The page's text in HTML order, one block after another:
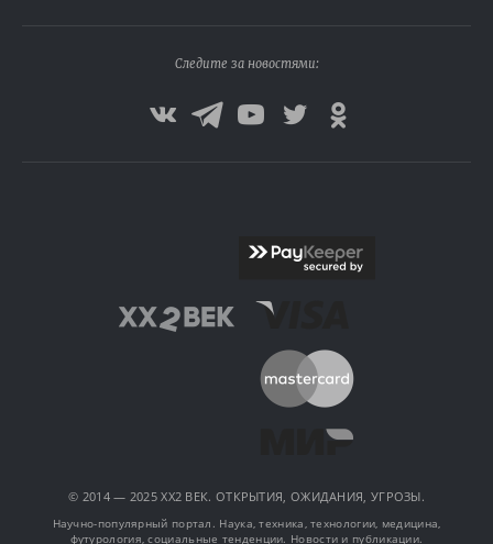
Следите за новостями:
© 2014 — 2025 XX2 ВЕК. ОТКРЫТИЯ, ОЖИДАНИЯ, УГРОЗЫ.
Научно-популярный портал. Наука, техника, технологии, медицина,
футурология, социальные тенденции. Новости и публикации.